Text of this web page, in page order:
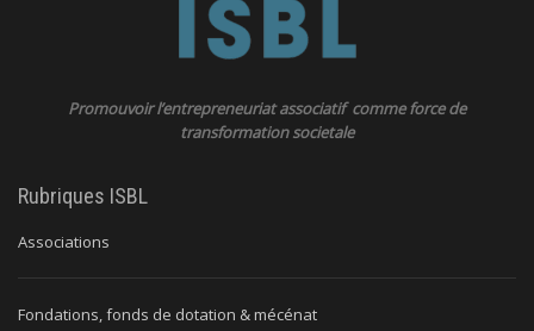
Promouvoir l’entrepreneuriat associatif comme force de
transformation societale
Rubriques ISBL
Associations
Fondations, fonds de dotation & mécénat